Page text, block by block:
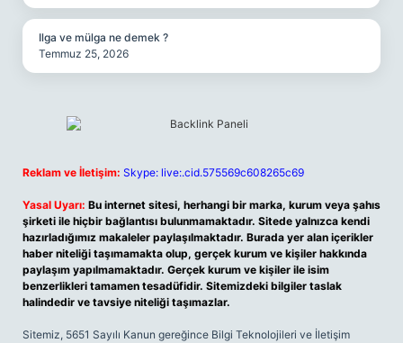
Ilga ve mülga ne demek ?
Temmuz 25, 2026
Reklam ve İletişim: Skype: live:.cid.575569c608265c69
Yasal Uyarı: Bu internet sitesi, herhangi bir marka, kurum veya şahıs
şirketi ile hiçbir bağlantısı bulunmamaktadır. Sitede yalnızca kendi
hazırladığımız makaleler paylaşılmaktadır. Burada yer alan içerikler
haber niteliği taşımamakta olup, gerçek kurum ve kişiler hakkında
paylaşım yapılmamaktadır. Gerçek kurum ve kişiler ile isim
benzerlikleri tamamen tesadüfidir. Sitemizdeki bilgiler taslak
halindedir ve tavsiye niteliği taşımazlar.
Sitemiz, 5651 Sayılı Kanun gereğince Bilgi Teknolojileri ve İletişim